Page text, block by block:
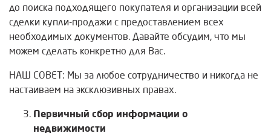
до поиска подходящего покупателя и организации всей
сделки купли-продажи с предоставлением всех
необходимых документов. Давайте обсудим, что мы
можем сделать конкретно для Вас.
НАШ СОВЕТ: Мы за любое сотрудничество и никогда не
настаиваем на эксклюзивных правах.
Первичный сбор информации о
недвижимости